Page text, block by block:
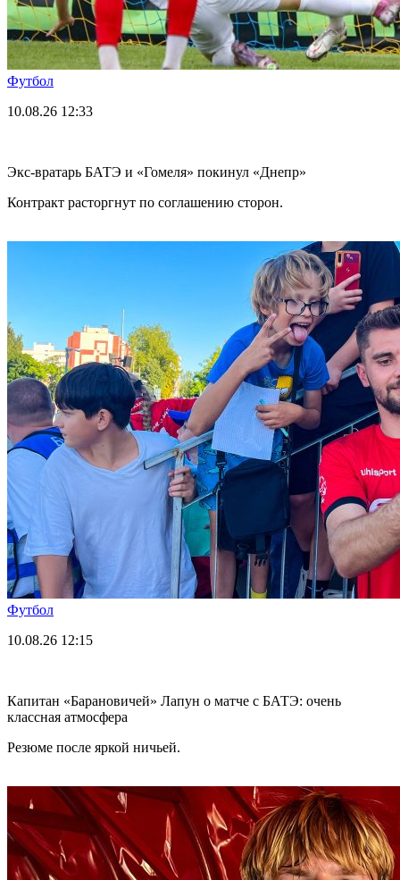
Футбол
10.08.26 12:33
Экс-вратарь БАТЭ и «Гомеля» покинул «Днепр»
Контракт расторгнут по соглашению сторон.
Футбол
10.08.26 12:15
Капитан «Барановичей» Лапун о матче с БАТЭ: очень
классная атмосфера
Резюме после яркой ничьей.